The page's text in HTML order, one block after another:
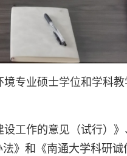
专业硕士学位和学科
工作的意见（试行）》
》和
《南通大学科研